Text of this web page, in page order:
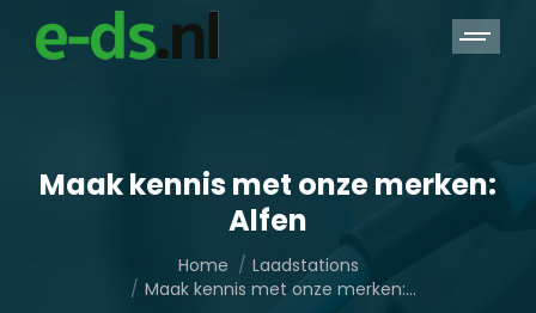
Maak kennis met onze merken:
Alfen
Home
Laadstations
Maak kennis met onze merken:…